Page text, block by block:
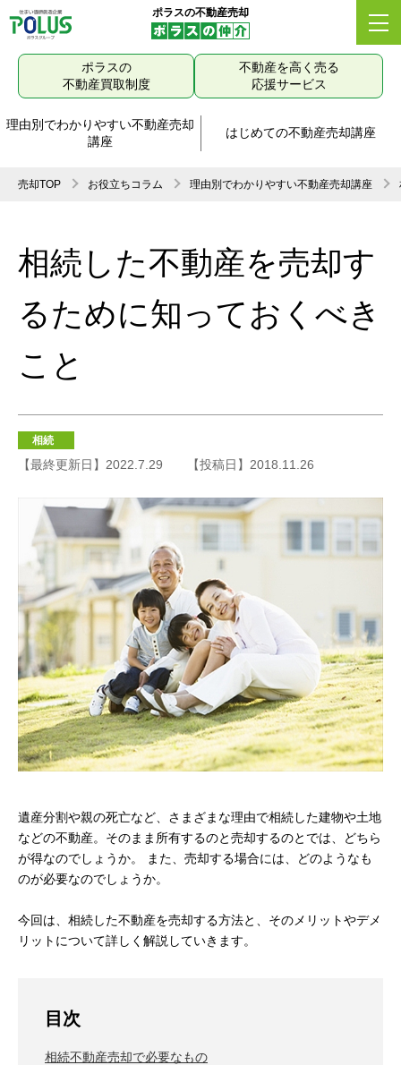
ポラスの不動産売却
ポラスの
不動産買取制度
不動産を高く売る
応援サービス
理由別でわかりやすい不動産売却
講座
はじめての不動産売却講座
売却TOP お役立ちコラム 理由別でわかりやすい不動産売却講座
相続した不動産を売却す
るために知っておくべき
こと
相続
【最終更新日】2022.7.29 【投稿日】2018.11.26
遺産分割や親の死亡など、さまざまな理由で相続した建物や土地
などの不動産。そのまま所有するのと売却するのとでは、どちら
が得なのでしょうか。 また、売却する場合には、どのようなも
のが必要なのでしょうか。
今回は、相続した不動産を売却する方法と、そのメリットやデメ
リットについて詳しく解説していきます。
目次
相続不動産売却で必要なもの